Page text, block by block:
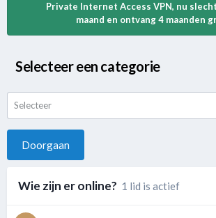
Private Internet Access VPN, nu
maand en ontvang 4 maanden
Selecteer een categorie
Selecteer
Doorgaan
Wie zijn er online? 1 lid is actief